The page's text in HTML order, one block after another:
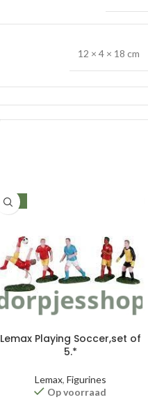
12 × 4 × 18 cm
-22%
Lemax Playing Soccer,set of
5.*
Lemax, Figurines
Op voorraad